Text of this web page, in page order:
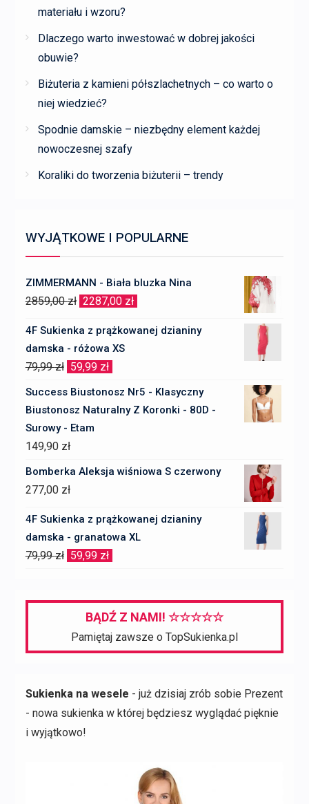
materiału i wzoru?
Dlaczego warto inwestować w dobrej jakości
obuwie?
Biżuteria z kamieni półszlachetnych – co warto o
niej wiedzieć?
Spodnie damskie – niezbędny element każdej
nowoczesnej szafy
Koraliki do tworzenia biżuterii – trendy
WYJĄTKOWE I POPULARNE
ZIMMERMANN - Biała bluzka Nina
2859,00zł Pierwotna
wynosiła:
2859,00 zł.
2287,00 zł
wynosi:
4F Sukienka z prążkowanej dzianiny
damska - różowa XS
79,99zł Pierwotna
cena
wynosiła:
79,99 zł.
59,99 zł
cena
wynosi:
Success Biustonosz Nr5 - Klasyczny
Biustonosz Naturalny Z Koronki - 80D -
Surowy - Etam
149,90 zł
Bomberka Aleksja wiśniowa S czerwony
277,00 zł
4F Sukienka z prążkowanej dzianiny
damska - granatowa XL
79,99zł Pierwotna
79,99 zł.
59,99 zł
59,99 zł.
BĄDŹ Z NAMI! ☆☆☆☆☆
Pamiętaj zawsze o TopSukienka.pl
Sukienka na wesele - już dzisiaj zrób sobie Prezent
- nowa sukienka w której będziesz wyglądać pięknie
i wyjątkowo!